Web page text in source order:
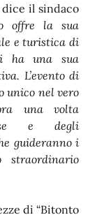
dice il sindaco
offre la sua
e turistica di
ha una sua
L’evento di
unico nel vero
una volta
e degli
guideranno i
di “Bitonto